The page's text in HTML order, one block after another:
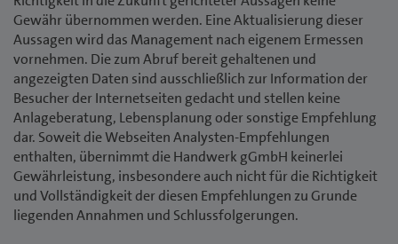
Gewähr übernommen werden. Eine Aktualisierung dieser
Aussagen wird das Management nach eigenem Ermessen
vornehmen. Die zum Abruf bereit gehaltenen und
angezeigten Daten sind ausschließlich zur Information der
Besucher der Internetseiten gedacht und stellen keine
Anlageberatung, Lebensplanung oder sonstige Empfehlung
dar. Soweit die Webseiten Analysten-Empfehlungen
enthalten, übernimmt die Handwerk gGmbH keinerlei
Gewährleistung, insbesondere auch nicht für die Richtigkeit
und Vollständigkeit der diesen Empfehlungen zu Grunde
liegenden Annahmen und Schlussfolgerungen.